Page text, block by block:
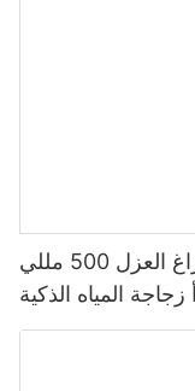
الصين اختيار مزدوج الرقمية فراغ العزل 500 مللي
المياه الذكية